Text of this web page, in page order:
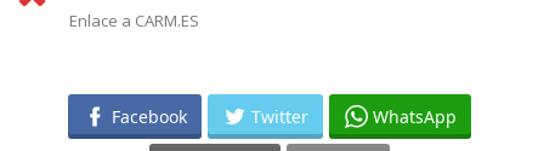
Enlace a CARM.ES
Facebook Twitter WhatsApp